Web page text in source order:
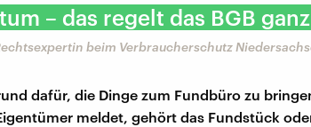
– das regelt das BGB
beim Verbraucherschutz
dafür, die Dinge zum Fundbüro zu
meldet, gehört das Fundstück